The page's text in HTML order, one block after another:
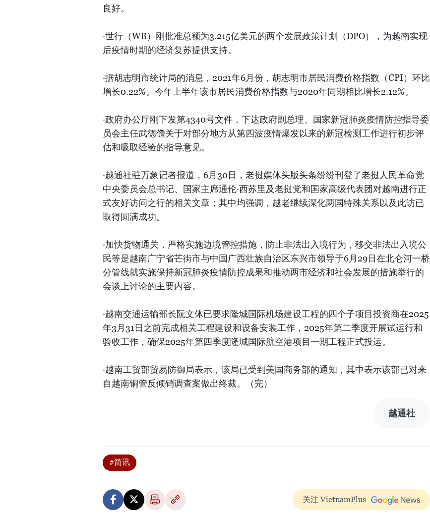
良好。
·世行（WB）刚批准总额为3.215亿美元的两个发展政策计划（DPO），为越南实现
后疫情时期的经济复苏提供支持。
·据胡志明市统计局的消息，2021年6月份，胡志明市居民消费价格指数（CPI）环比
增长0.22%。今年上半年该市居民消费价格指数与2020年同期相比增长2.12%。
·政府办公厅刚下发第4340号文件，下达政府副总理、国家新冠肺炎疫情防控指导委
员会主任武德儋关于对部分地方从第四波疫情爆发以来的新冠检测工作进行初步评
估和吸取经验的指导意见。
·越通社驻万象记者报道，6月30日，老挝媒体头版头条纷纷刊登了老挝人民革命党
中央委员会总书记、国家主席通伦·西苏里及老挝党和国家高级代表团对越南进行正
式友好访问之行的相关文章；其中均强调，越老继续深化两国特殊关系以及此访已
取得圆满成功。
·加快货物通关，严格实施边境管控措施，防止非法出入境行为，移交非法出入境公
民等是越南广宁省芒街市与中国广西壮族自治区东兴市领导于6月29日在北仑河一桥
分管线就实施保持新冠肺炎疫情防控成果和推动两市经济和社会发展的措施举行的
会谈上讨论的主要内容。
·越南交通运输部长阮文体已要求隆城国际机场建设工程的四个子项目投资商在2025
年3月31日之前完成相关工程建设和设备安装工作，2025年第二季度开展试运行和
验收工作，确保2025年第四季度隆城国际航空港项目一期工程正式投运。
·越南工贸部贸易防御局表示，该局已受到美国商务部的通知，其中表示该部已对来
自越南铜管反倾销调查案做出终裁。（完）
越通社
#简讯
关注 VietnamPlus